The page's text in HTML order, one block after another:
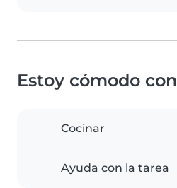
Estoy cómodo con
Cocinar
Ayuda con la tarea